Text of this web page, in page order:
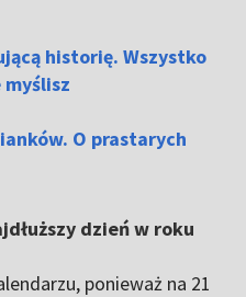
historię. Wszystko
myślisz
O prastarych
dzień w roku
ponieważ na 21